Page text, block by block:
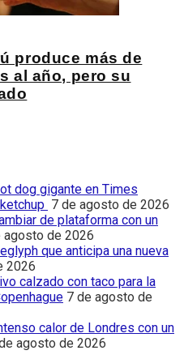
produce más de
al año, pero su
dog gigante en Times
7 de agosto de 2026
de plataforma con un
agosto de 2026
que anticipa una nueva
2026
calzado con taco para la
7 de agosto de
calor de Londres con un
agosto de 2026